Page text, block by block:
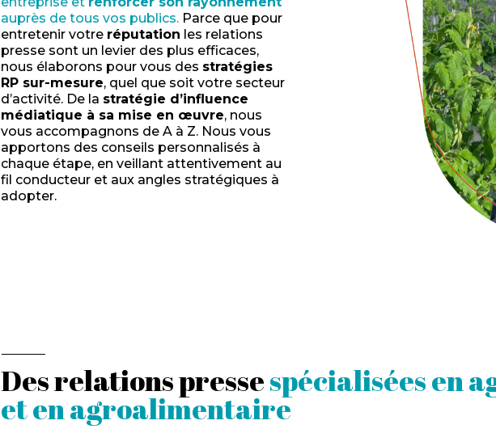
auprès de tous vos publics. Parce que pour
entretenir votre réputation les relations
presse sont un levier des plus efficaces,
nous élaborons pour vous des stratégies
RP sur-mesure, quel que soit votre secteur
d’activité. De la stratégie d’influence
médiatique à sa mise en œuvre, nous
vous accompagnons de A à Z. Nous vous
apportons des conseils personnalisés à
chaque étape, en veillant attentivement au
fil conducteur et aux angles stratégiques à
adopter.
Des relations pressespécialisées en
et en agroalimentaire